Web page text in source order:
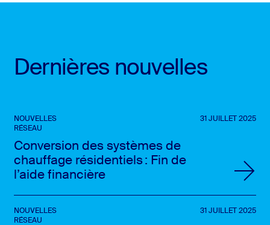
Dernières nouvelles
NOUVELLES
RÉSEAU
31 JUILLET 2025
Conversion des systèmes de
chauffage résidentiels : Fin de
l’aide financière
NOUVELLES
RÉSEAU
31 JUILLET 2025